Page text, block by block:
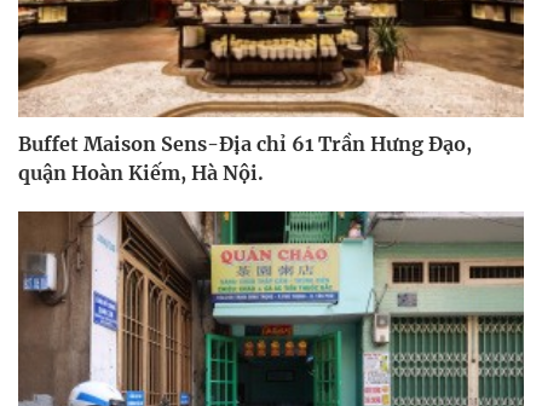
Buffet Maison Sens-Địa chỉ 61 Trần Hưng Đạo,
quận Hoàn Kiếm, Hà Nội.